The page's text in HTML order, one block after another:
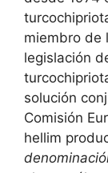
miembro de
legislación
solución
Comisión
hellim